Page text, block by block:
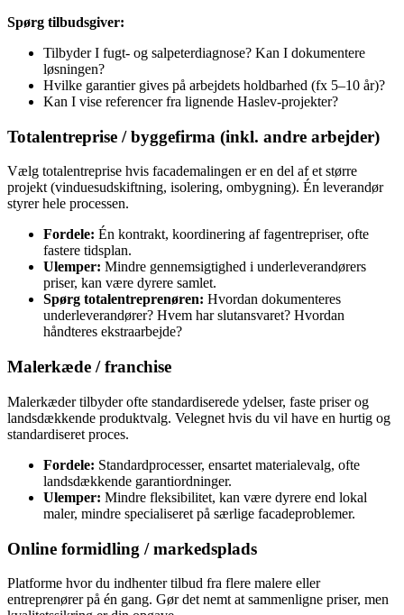
Spørg tilbudsgiver:
Tilbyder I fugt‑ og salpeterdiagnose? Kan I dokumentere
løsningen?
Hvilke garantier gives på arbejdets holdbarhed (fx 5–10 år)?
Kan I vise referencer fra lignende Haslev‑projekter?
Totalentreprise / byggefirma (inkl. andre arbejder)
Vælg totalentreprise hvis facademalingen er en del af et større
projekt (vinduesudskiftning, isolering, ombygning). Én leverandør
styrer hele processen.
Fordele: Én kontrakt, koordinering af fagentrepriser, ofte
fastere tidsplan.
Ulemper: Mindre gennemsigtighed i underleverandørers
priser, kan være dyrere samlet.
Spørg totalentreprenøren: Hvordan dokumenteres
underleverandører? Hvem har slutansvaret? Hvordan
håndteres ekstraarbejde?
Malerkæde / franchise
Malerkæder tilbyder ofte standardiserede ydelser, faste priser og
landsdækkende produktvalg. Velegnet hvis du vil have en hurtig og
standardiseret proces.
Fordele: Standardprocesser, ensartet materialevalg, ofte
landsdækkende garantiordninger.
Ulemper: Mindre fleksibilitet, kan være dyrere end lokal
maler, mindre specialiseret på særlige facadeproblemer.
Online formidling / markedsplads
Platforme hvor du indhenter tilbud fra flere malere eller
entreprenører på én gang. Gør det nemt at sammenligne priser, men